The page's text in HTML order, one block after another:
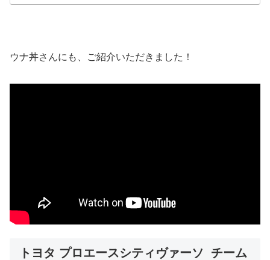
ウナ丼さんにも、ご紹介いただきました！
トヨタ プロエースシティヴァーソ チーム